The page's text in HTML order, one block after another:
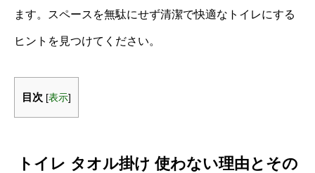
ます。スペースを無駄にせず清潔で快適なトイレにする
ヒントを見つけてください。
目次 [表示]
トイレ タオル掛け 使わない理由とその